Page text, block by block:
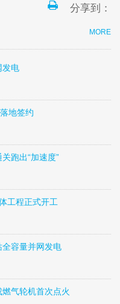
分享到：
MORE
发电
地签约
跑出“加速度”
工程正式开工
容量并网发电
气轮机首次点火